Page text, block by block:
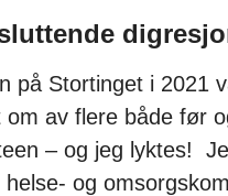
på Stortinget i 2021
om av flere både før
– og jeg lyktes!
helse- og